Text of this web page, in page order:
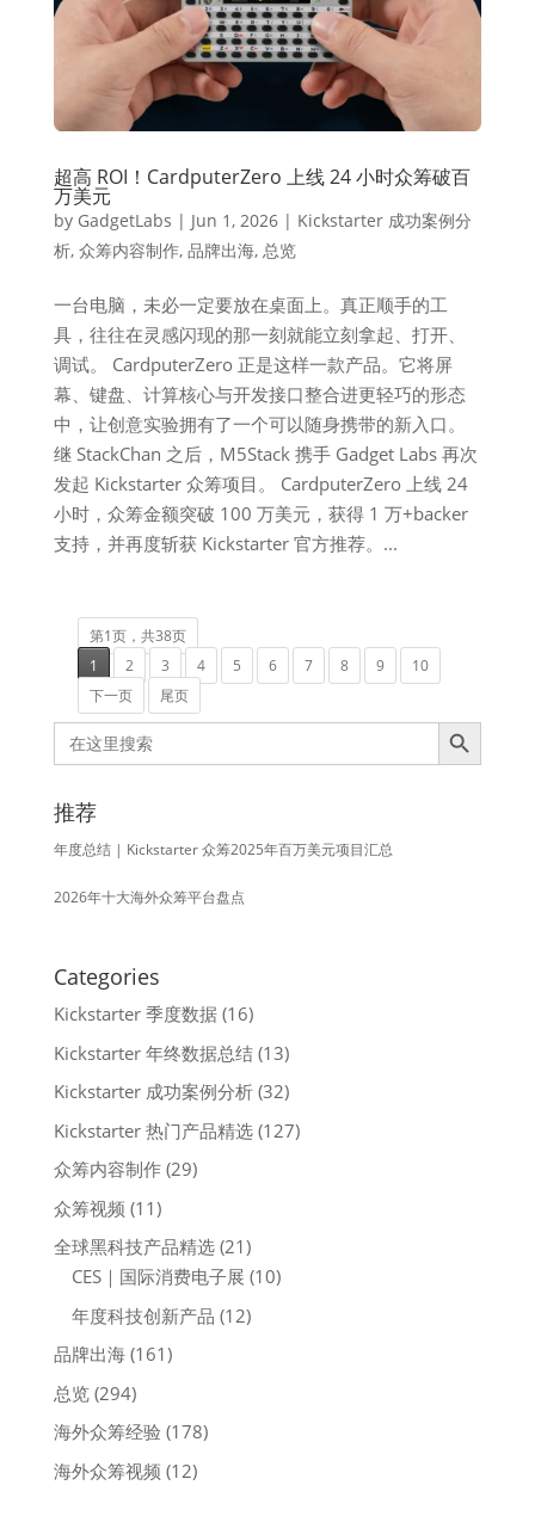
超高 ROI！CardputerZero 上线 24 小时众筹破百
万美元
by GadgetLabs | Jun 1, 2026| Kickstarter 成功案例分
析, 众筹内容制作, 品牌出海, 总览
一台电脑，未必一定要放在桌面上。真正顺手的工
具，往往在灵感闪现的那一刻就能立刻拿起、打开、
调试。 CardputerZero 正是这样一款产品。它将屏
幕、键盘、计算核心与开发接口整合进更轻巧的形态
中，让创意实验拥有了一个可以随身携带的新入口。
继 StackChan 之后，M5Stack 携手 Gadget Labs 再次
发起 Kickstarter 众筹项目。 CardputerZero 上线 24
小时，众筹金额突破 100 万美元，获得 1 万+backer
支持，并再度斩获 Kickstarter 官方推荐。...
第1页，共38页
1
2 3 4 5 6 7 8 9
10
下一页
尾页
Search
for:
Search Button
推荐
年度总结 | Kickstarter 众筹2025年百万美元项目汇总
2026年十大海外众筹平台盘点
Categories
Kickstarter 季度数据(16)
Kickstarter 年终数据总结(13)
Kickstarter 成功案例分析(32)
Kickstarter 热门产品精选(127)
众筹内容制作(29)
众筹视频 (11)
全球黑科技产品精选(21)
CES｜国际消费电子展 (10)
年度科技创新产品 (12)
品牌出海(161)
总览(294)
海外众筹经验 (178)
海外众筹视频 (12)